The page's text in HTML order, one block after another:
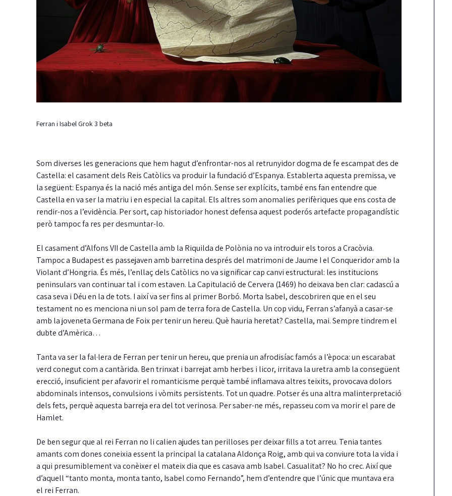
Ferran i Isabel Grok 3 beta
Som diverses les generacions que hem hagut d’enfrontar-nos al retrunyidor dogma de fe escampat des de
Castella: el casament dels Reis Catòlics va produir la fundació d’Espanya. Establerta aquesta premissa, ve
la següent: Espanya és la nació més antiga del món. Sense ser explícits, també ens fan entendre que
Castella en va ser la matriu i en especial la capital. Els altres som anomalies perifèriques que ens costa de
rendir-nos a l’evidència. Per sort, cap historiador honest defensa aquest poderós artefacte propagandístic
però tampoc fa res per desmuntar-lo.
El casament d’Alfons VII de Castella amb la Riquilda de Polònia no va introduir els toros a Cracòvia.
Tampoc a Budapest es passejaven amb barretina després del matrimoni de Jaume I el Conqueridor amb la
Violant d’Hongria. És més, l’enllaç dels Catòlics no va significar cap canvi estructural: les institucions
peninsulars van continuar tal i com estaven. La Capitulació de Cervera (1469) ho deixava ben clar: cadascú a
casa seva i Déu en la de tots. I així va ser fins al primer Borbó. Morta Isabel, descobriren que en el seu
testament no es menciona ni un sol pam de terra fora de Castella. Un cop vidu, Ferran s’afanyà a casar-se
amb la joveneta Germana de Foix per tenir un hereu. Què hauria heretat? Castella, mai. Sempre tindrem el
dubte d’Amèrica…
Tanta va ser la fal·lera de Ferran per tenir un hereu, que prenia un afrodisíac famós a l’època: un escarabat
verd conegut com a cantàrida. Ben trinxat i barrejat amb herbes i licor, irritava la uretra amb la consegüent
erecció, insuficient per afavorir el romanticisme perquè també inflamava altres teixits, provocava dolors
abdominals intensos, convulsions i vòmits persistents. Tot un quadre. Potser és una altra malinterpretació
dels fets, perquè aquesta barreja era del tot verinosa. Per saber-ne més, repasseu com va morir el pare de
Hamlet.
De ben segur que al rei Ferran no li calien ajudes tan perilloses per deixar fills a tot arreu. Tenia tantes
amants com dones coneixia essent la principal la catalana Aldonça Roig, amb qui va conviure tota la vida i
a qui presumiblement va conèixer el mateix dia que es casava amb Isabel. Casualitat? No ho crec. Així que
d’aquell “tanto monta, monta tanto, Isabel como Fernando”, hem d’entendre que l’únic que muntava era
el rei Ferran.
Carrión reclama més
contracte de neteja
Junts ha reclamat al Ple una actuació
més contundent del govern pels
incompliments…